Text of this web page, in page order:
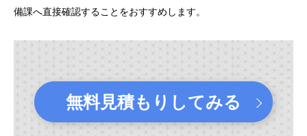
備課へ直接確認することをおすすめします。
無料見積もりしてみる